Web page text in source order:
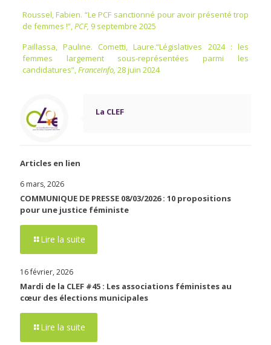
Roussel, Fabien. “Le PCF sanctionné pour avoir présenté trop
de femmes !”,PCF, 9 septembre 2025
Paillassa, Pauline. Cometti, Laure.“Législatives 2024 : les
femmes largement sous-représentées parmi les
candidatures”,FranceInfo, 28 juin 2024
La CLEF
Articles en lien
6 mars, 2026
COMMUNIQUE DE PRESSE 08/03/2026 : 10 propositions
pour une justice féministe
Lire la suite
16 février, 2026
Mardi de la CLEF #45 : Les associations féministes au
cœur des élections municipales
Lire la suite